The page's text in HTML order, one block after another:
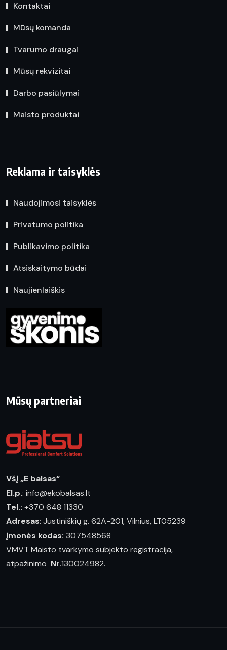
Kontaktai
Mūsų komanda
Tvarumo draugai
Mūsų rekvizitai
Darbo pasiūlymai
Maisto produktai
Reklama ir taisyklės
Naudojimosi taisyklės
Privatumo politika
Publikavimo politika
Atsiskaitymo būdai
Naujienlaiškis
Mūsų partneriai
VšĮ „E balsas“
El.p.: info@ekobalsas.lt
Tel.: +370 648 11330
Adresas: Justiniškių g. 62A-201, Vilnius, LT05239
Įmonės kodas: 307548568
VMVT Maisto tvarkymo subjekto registracija,
atpažinimo Nr.130024982.